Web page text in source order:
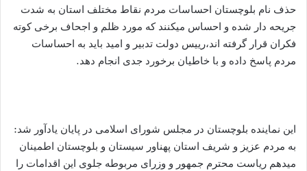
حذف نام بلوچستان احساسات مردم نقاط مختلف استان به شدت
جریحه دار شده و احساس میکنند که مورد ظلم و اجحاف برخی کوته
فکران قرار گرفته اند،رییس دولت تدبیر و امید باید به احساسات
مردم پاسخ داده و با خاطیان برخورد جدی انجام دهد.
این نماینده بلوچستان در مجلس شورای اسلامی در پایان یادآور شد:
به مردم عزیز و شریف استان پهناور سیستان و بلوچستان اطمینان
میدهم ریاست محترم جمهور و وزرای مربوطه جلوی این اقدامات را